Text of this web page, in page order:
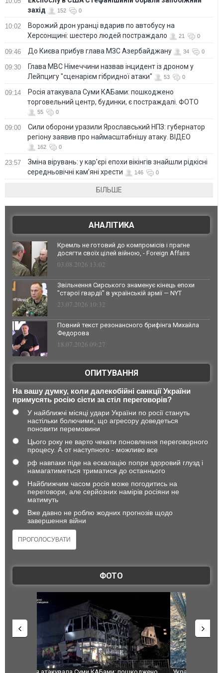
захід
152 0
10:02
Ворожий дрон уранці вдарив по автобусу на
Херсонщині: шестеро людей постраждало
21 0
09:46 До Києва прибув глава МЗС Азербайджану 34 0
09:30
Глава МВС Німеччини назвав інцидент із дроном у
Лейпцигу "сценарієм гібридної атаки"
53 0
09:14
Росія атакувала Суми КАБами: пошкоджено
торговельний центр, будинки, є постраждалі. ФОТО
55 0
09:00
Сили оборони уразили Ярославський НПЗ: губернатор
регіону заявив про наймасштабнішу атаку. ВІДЕО
162 0
23:57
Зміна вірувань: у кар'єрі епохи вікінгів знайшли рідкісні
середньовічні кам’яні хрести
146 0
БІЛЬШЕ
АНАЛІТИКА
Кремль не готовий до компромісів і прагне
досягти своїх цілей війною, - Foreign Affairs
03.08.2026 13:02
Звільнення Сирського знаменує кінець епохи
"старої гвардії" в українській армії — NYT
23.07.2026 10:32
Повний текст резонансного брифінга Михайла
Федорова
18.07.2026 09:27
ОПИТУВАННЯ
На вашу думку, коли далекобійні санкції України
примусять росію сісти за стіл переговорів?
У найближчі місяці удари України по росії стануть
настільки болючими, що агресору доведеться
поновити перемовини
Цього року не варто чекати поновлення переговорного
процесу. А от наступного - можливо все
рф навпаки піде на ескалацію попри здоровий глузд і
намагатиметься триматися до останнього
Найближчим часом росія може погодитись на
переговори, але серйозних намірів росіяни не
матимуть
Вже давно не роблю жодних прогнозів щодо
завершення війни
ФОТО